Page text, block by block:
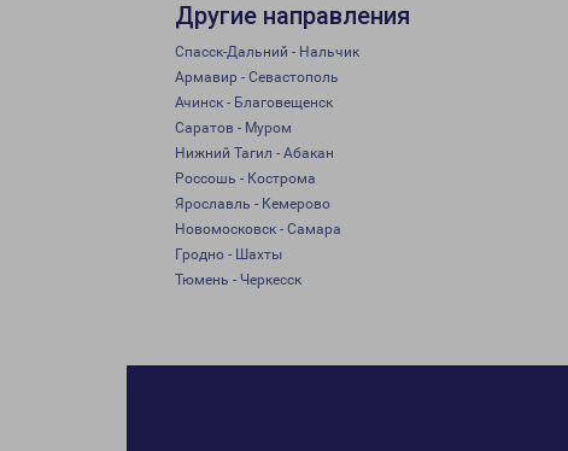
Другие направления
Спасск-Дальний - Нальчик
Армавир - Севастополь
Ачинск - Благовещенск
Саратов - Муром
Нижний Тагил - Абакан
Россошь - Кострома
Ярославль - Кемерово
Новомосковск - Самара
Гродно - Шахты
Тюмень - Черкесск